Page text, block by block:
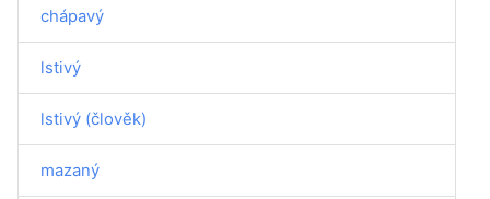
chápavý
lstivý
lstivý (člověk)
mazaný